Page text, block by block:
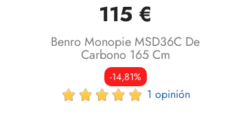
115 €
Benro Monopie MSD36C De
Carbono 165 Cm
-14,81%
1 opinión